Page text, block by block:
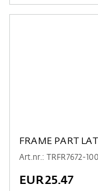
FRAME PART
Art.nr.: TRFR7672-
EUR25.47